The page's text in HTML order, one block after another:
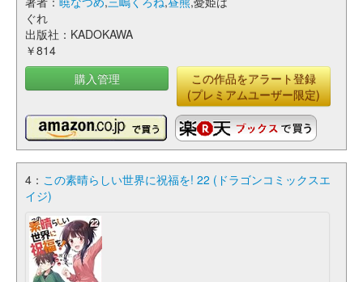
ぐれ
出版社：KADOKAWA
￥814
購入管理
この作品をアラート登録
(プレミアムユーザー限定)
4： この素晴らしい世界に祝福を! 22 (ドラゴンコミックスエ
イジ)